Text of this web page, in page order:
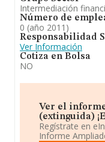
Intermediación
Número de
0 (año 2011)
Responsabilidad
Ver Información
Cotiza en Bolsa
NO
Ver el
(extinguida)
Regístrate en
Informe